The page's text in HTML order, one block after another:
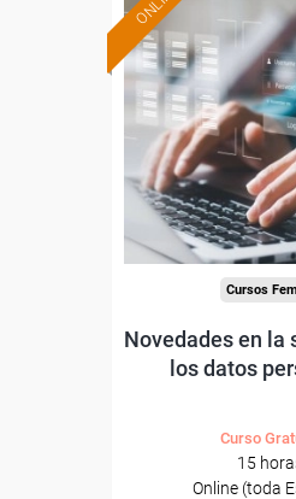
Formación
Para
trabajadores y
-Energía y
Cursos
Novedades en la
los datos
Curso
15
Online (toda